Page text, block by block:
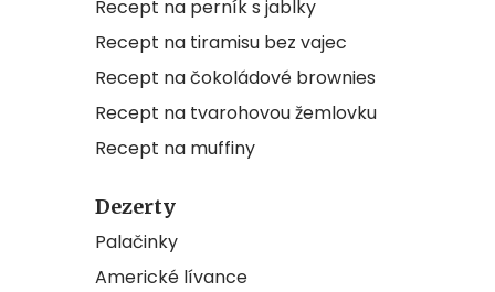
Recept na perník s jablky
Recept na tiramisu bez vajec
Recept na čokoládové brownies
Recept na tvarohovou žemlovku
Recept na muffiny
Dezerty
Palačinky
Americké lívance